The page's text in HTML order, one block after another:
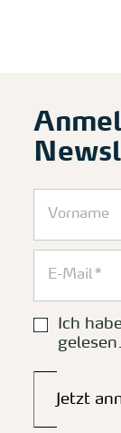
Ich
gelesen.
Jetzt